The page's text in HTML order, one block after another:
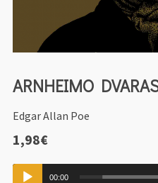
ARNHEIMO
Edgar Allan Poe
1,98€
Audio
00:00